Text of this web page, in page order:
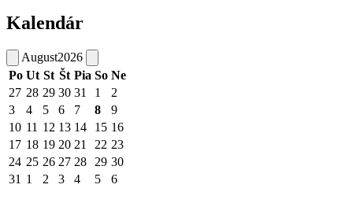
Kalendár
August2026
Po Ut St Št Pia So Ne
27 28 29 30 31 1
2
3
4 5 6 7 8
9
10 11 12 13 14 15 16
17 18 19 20 21 22 23
24 25 26 27 28 29 30
31 1 2 3 4 5 6